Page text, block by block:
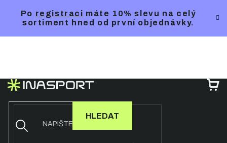
Po registraci máte 10% slevu na celý
sortiment hned od první objednávky.
HLEDAT